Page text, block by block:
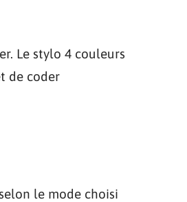
Le stylo 4 couleurs
de coder
le mode choisi